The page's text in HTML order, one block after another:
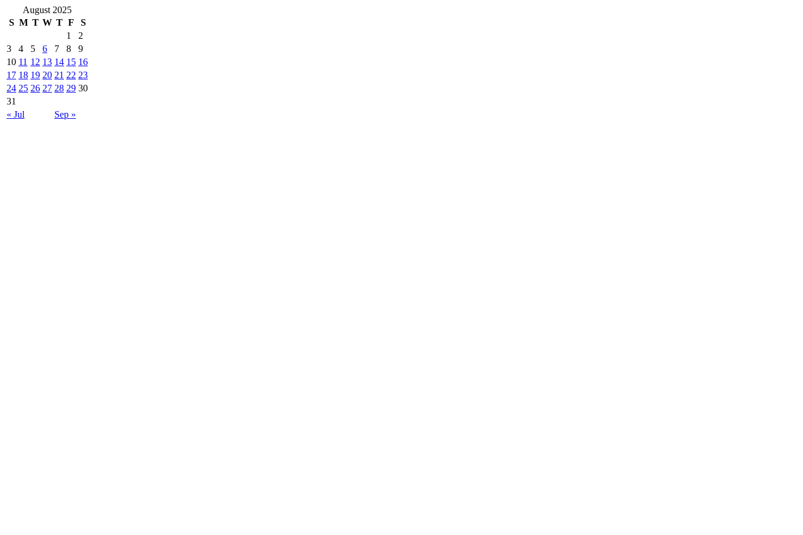
August 2025
S M T W T F S
« Jul Sep »
1
2
3
4 5 6 7 8
9
10 11 12 13 14 15 16
17 18 19 20 21 22 23
24 25 26 27 28 29 30
31